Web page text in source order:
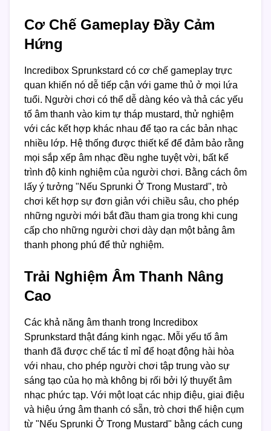
Cơ Chế Gameplay Đầy Cảm
Hứng
Incredibox Sprunkstard có cơ chế gameplay trực
quan khiến nó dễ tiếp cận với game thủ ở mọi lứa
tuổi. Người chơi có thể dễ dàng kéo và thả các yếu
tố âm thanh vào kim tự tháp mustard, thử nghiệm
với các kết hợp khác nhau để tạo ra các bản nhạc
nhiều lớp. Hệ thống được thiết kế để đảm bảo rằng
mọi sắp xếp âm nhạc đều nghe tuyệt vời, bất kể
trình độ kinh nghiệm của người chơi. Bằng cách ôm
lấy ý tưởng "Nếu Sprunki Ở Trong Mustard", trò
chơi kết hợp sự đơn giản với chiều sâu, cho phép
những người mới bắt đầu tham gia trong khi cung
cấp cho những người chơi dày dạn một bảng âm
thanh phong phú để thử nghiệm.
Trải Nghiệm Âm Thanh Nâng
Cao
Các khả năng âm thanh trong Incredibox
Sprunkstard thật đáng kinh ngạc. Mỗi yếu tố âm
thanh đã được chế tác tỉ mỉ để hoạt động hài hòa
với nhau, cho phép người chơi tập trung vào sự
sáng tạo của họ mà không bị rối bởi lý thuyết âm
nhạc phức tạp. Với một loạt các nhịp điệu, giai điệu
và hiệu ứng âm thanh có sẵn, trò chơi thể hiện cụm
từ "Nếu Sprunki Ở Trong Mustard" bằng cách cung